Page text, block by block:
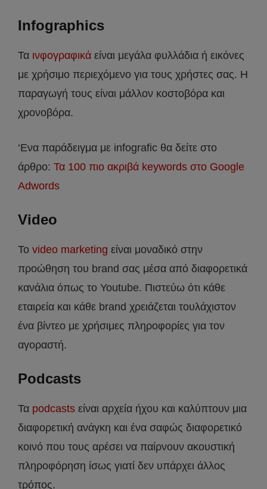
Infographics
Τα ινφογραφικά είναι μεγάλα φυλλάδια ή εικόνες
με χρήσιμο περιεχόμενο για τους χρήστες σας. Η
παραγωγή τους είναι μάλλον κοστοβόρα και
χρονοβόρα.
‘Ενα παράδειγμα με infografic θα δείτε στο
άρθρο: Τα 100 πιο ακριβά keywords στο Google
Adwords
Video
To video marketing είναι μοναδικό στην
προώθηση του brand σας μέσα από διαφορετικά
κανάλια όπως το Youtube. Πιστεύω ότι κάθε
εταιρεία και κάθε brand χρειάζεται τουλάχιστον
ένα βίντεο με χρήσιμες πληροφορίες για τον
αγοραστή.
Podcasts
Τα podcasts είναι αρχεία ήχου και καλύπτουν μια
διαφορετική ανάγκη και ένα σαφώς διαφορετικό
κοινό που τους αρέσει να παίρνουν ακουστική
πληροφόρηση ίσως γιατί δεν υπάρχει άλλος
τρόπος.